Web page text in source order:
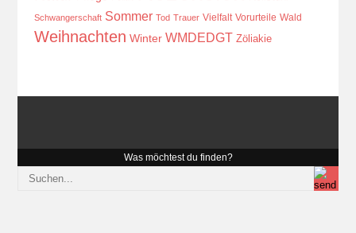
Schwangerschaft Sommer Tod Trauer Vielfalt Vorurteile Wald
Weihnachten Winter WMDEDGT Zöliakie
Was möchtest du finden?